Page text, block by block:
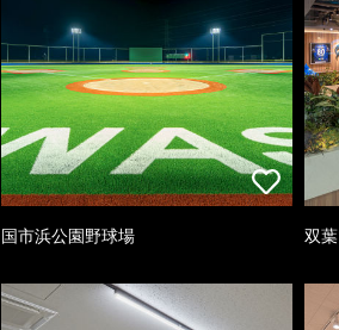
国市浜公園野球場 双